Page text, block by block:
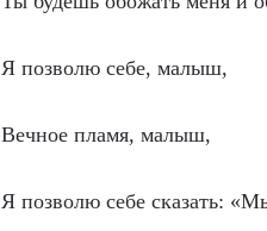
Я позволю себе, малыш,
Вечное пламя, малыш,
Я позволю себе сказать: